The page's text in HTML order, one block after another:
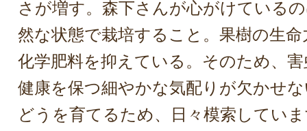
さが増す。森下さんが心がけている
然な状態で栽培すること。果樹の生
化学肥料を抑えている。そのため、
健康を保つ細やかな気配りが欠かせ
どうを育てるため、日々模索してい